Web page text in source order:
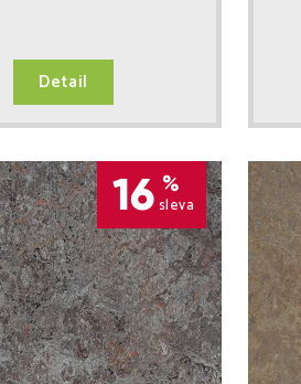
Detail
16 %
sleva